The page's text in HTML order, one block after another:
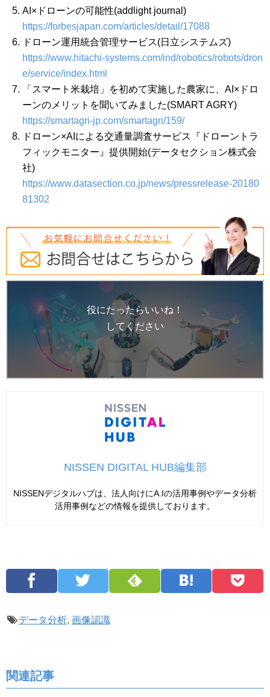
AI×ドローンの可能性(addlight journal)
https://forbesjapan.com/articles/detail/17088
ドローン運用統合管理サービス(日立システムズ)
https://www.hitachi-systems.com/ind/robotics/robots/dron
e/service/index.html
「スマート米栽培」を初めて実施した農家に、AI×ドロ
ーンのメリットを聞いてみました(SMART AGRY)
https://smartagri-jp.com/smartagri/159/
ドローン×AIによる交通量調査サービス『ドローントラ
フィックモニター』提供開始(データセクション株式会
社)
https://www.datasection.co.jp/news/pressrelease-20180
81302
役にたったらいいね！
してください
NISSEN DIGITAL HUB編集部
NISSENデジタルハブは、法人向けにA.Iの活用事例やデータ分析
活用事例などの情報を提供しております。
データ分析, 画像認識
関連記事